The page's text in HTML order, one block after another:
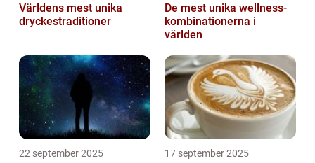
Världens mest unika
dryckestraditioner
De mest unika wellness-
kombinationerna i
världen
22 september 2025 17 september 2025